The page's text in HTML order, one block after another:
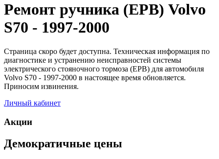
Ремонт ручника (EPB) Volvo
S70 - 1997-2000
Страница скоро будет доступна. Техническая информация по
диагностике и устранению неисправностей системы
электрического стояночного тормоза (EPB) для автомобиля
Volvo S70 - 1997-2000 в настоящее время обновляется.
Приносим извинения.
Личный кабинет
Акции
Демократичные цены